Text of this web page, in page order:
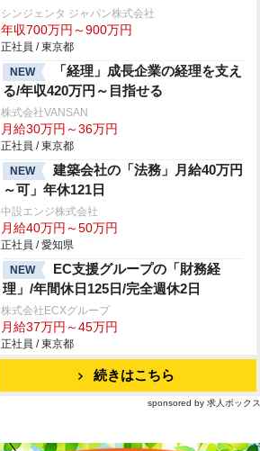
シンジェンタ ジャパン株式会社
年収700万円～900万円
正社員 / 東京都
NEW
「経理」成長企業の経理を支え
る/年収420万円～目指せる
株式会社VANSAN
月給30万円～36万円
正社員 / 東京都
NEW
建築会社の「法務」月給40万円
～可」年休121日
中設エンジ株式会社
月給40万円～50万円
正社員 / 愛知県
NEW
EC支援グループの「財務経
理」/年間休日125日/完全週休2日
株式会社ECXグループ
月給37万円～45万円
正社員 / 東京都
続きはこちら
sponsored by 求人ボックス